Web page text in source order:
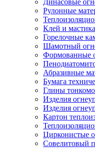
Рулонные
Клей и
Горелочные
Шамотный
Формованные
Абразивные
Бумага
Глины
Изделия
Изделия
Картон
Цирконистые
Совелитовый